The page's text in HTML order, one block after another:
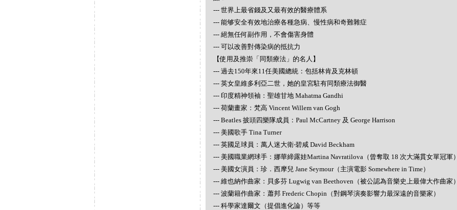
--- 世界上最省錢及又最有效的醫療體系
--- 能够安全有效地治療各種急病、慢性病和奇難雜症
--- 絕無任何副作用，不會傷害身體
--- 可以改善對傳染病的抵抗力
【使用及推崇「同類療法」的名人】
--- 過去150年來11任美國總統：包括林肯及克林頓
--- 英女皇維多利亞二世，她的皇宮駐有同類療法御醫
--- 印度精神領袖：聖雄甘地 Mahatma Gandhi
--- 荷蘭畫家：梵高 Vincent Willem van Gogh
--- Beatles 披頭四樂隊成員：Paul McCartney 及 George Harrison
--- 美國歌手 Tina Turner
--- 英國足球員：萬人迷大衛‧碧咸 David Beckham
--- 美國職業網球手：娜華締露娃Martina Navratilova（曾奪取 18 次大滿貫女單冠軍
--- 美國女演員：珍．西摩兒 Jane Seymour（主演電影 Somewhere in Time）
--- 維也納作曲家：貝多芬 Lugwig van Beethoven（被公認為音樂史上最偉大作曲家
--- 波蘭籍作曲家：蕭邦 Frederic Chopin（對鋼琴演奏影響力最深遠的音樂家）
--- 科學家達爾文（提倡進化論）等等